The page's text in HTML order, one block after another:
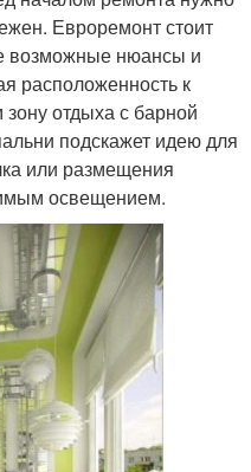
Евроремонт стоит
возможные нюансы и
расположенность к
зону отдыха с барной
подскажет идею для
или размещения
освещением.